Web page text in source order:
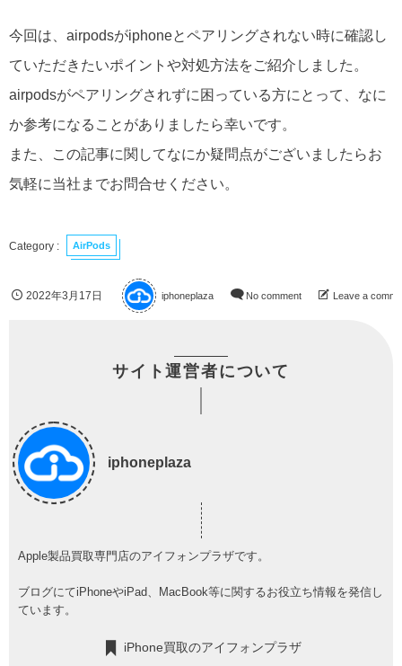
今回は、airpodsがiphoneとペアリングされない時に確認し
ていただきたいポイントや対処方法をご紹介しました。
airpodsがペアリングされずに困っている方にとって、なに
か参考になることがありましたら幸いです。
また、この記事に関してなにか疑問点がございましたらお
気軽に当社までお問合せください。
AirPods
2022年3月17日 iphoneplaza No comment Leave a
サイト運営者について
iphoneplaza
Apple製品買取専門店のアイフォンプラザです。
ブログにてiPhoneやiPad、MacBook等に関するお役立ち情報を発信し
ています。
iPhone買取のアイフォンプラザ